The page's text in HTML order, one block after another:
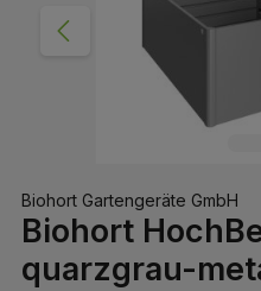
Biohort Gartengeräte GmbH
Biohort
quarzgrau-